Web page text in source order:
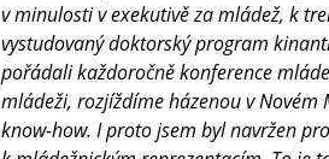
v minulosti v exekutivě za mládež, k
vystudovaný doktorský program
pořádali každoročně konference
mládeži, rozjíždíme házenou v
know-how. I proto jsem byl navržen